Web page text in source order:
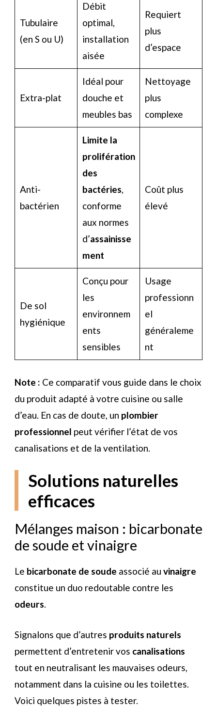
Tubulaire
(en S ou U)
Débit
optimal,
installation
aisée
Requiert
plus
d’espace
Extra-plat
Idéal pour
douche et
meubles bas
Nettoyage
plus
complexe
Anti-
bactérien
Limite la
prolifération
des
bactéries,
conforme
aux normes
d’assainisse
ment
Coût plus
élevé
De sol
hygiénique
Conçu pour
les
environnem
ents
sensibles
Usage
professionn
el
généraleme
nt
Note : Ce comparatif vous guide dans le choix
du produit adapté à votre cuisine ou salle
d’eau. En cas de doute, un plombier
professionnel peut vérifier l’état de vos
canalisations et de la ventilation.
Solutions naturelles
efficaces
Mélanges maison : bicarbonate
de soude et vinaigre
Le bicarbonate de soude associé au vinaigre
constitue un duo redoutable contre les
odeurs.
Signalons que d’autres produits naturels
permettent d’entretenir vos canalisations
tout en neutralisant les mauvaises odeurs,
notamment dans la cuisine ou les toilettes.
Voici quelques pistes à tester.